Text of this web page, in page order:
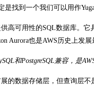
找到一个我们可以用作
供高可用性的SQL数据库。
Aurora也是AWS历史上发展
和PostgreSQL兼容，是
的数据存储层，但查询层